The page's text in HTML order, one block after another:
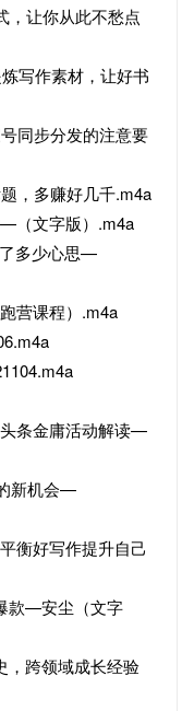
，让你从此不愁点
写作素材，让好书
同步分发的注意要
，多赚好几千.m4a
（文字版）.m4a
多少心思—
营课程）.m4a
条金庸活动解读—
新机会—
衡好写作提升自己
款—安尘（文字
，跨领域成长经验